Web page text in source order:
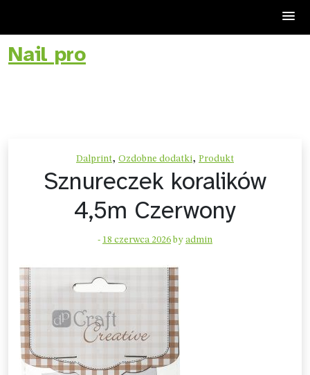
Skip
toNail pro
Dalprint, Ozdobne dodatki, Produkt
Sznureczek koralików
4,5m Czerwony
- 18 czerwca 2026 by admin